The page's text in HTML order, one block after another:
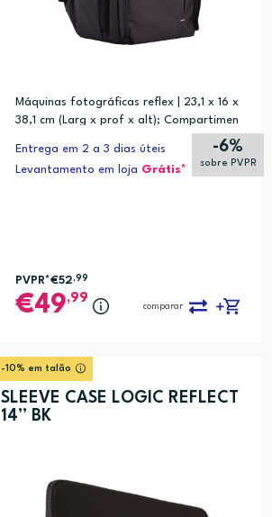
Máquinas fotográficas reflex | 23,1 x 16 x
38,1 cm (Larg x prof x alt); Compartimen
Entrega em 2 a 3 dias úteis
Levantamento em loja Grátis*
-6%
sobre PVPR
PVPR*€52,99
49,99
comparar
-10% em talão
SLEEVE CASE LOGIC REFLECT
14” BK